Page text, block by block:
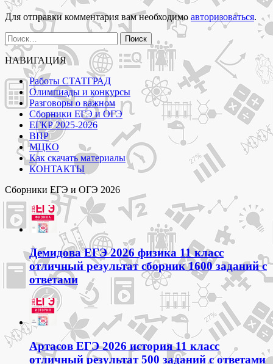
Для отправки комментария вам необходимо авторизоваться.
Найти:
НАВИГАЦИЯ
Работы СТАТГРАД
Олимпиады и конкурсы
Разговоры о важном
Сборники ЕГЭ и ОГЭ
ЕГКР 2025-2026
ВПР
МЦКО
Как скачать материалы
КОНТАКТЫ
Сборники ЕГЭ и ОГЭ 2026
Демидова ЕГЭ 2026 физика 11 класс
отличный результат сборник 1600 заданий с
ответами
Артасов ЕГЭ 2026 история 11 класс
отличный результат 500 заданий с ответами